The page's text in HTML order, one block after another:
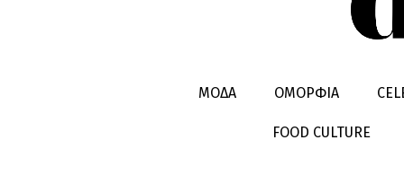
ΜΟΔΑ ΟΜΟΡΦΙΑ
FOOD CULTURE
ΣΕΞ & ΣΧΕΣΕΙΣ